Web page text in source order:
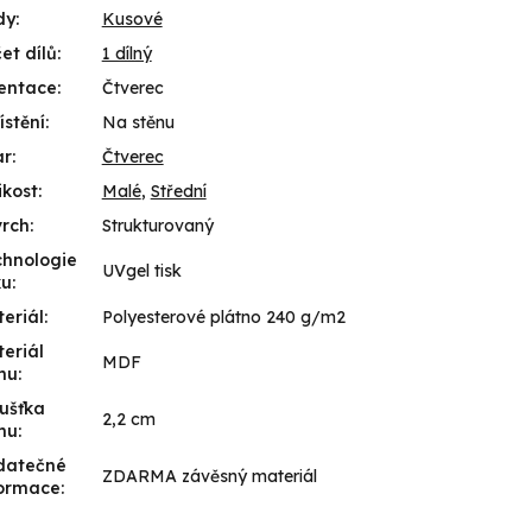
:
Kusové
dílů:
1 dílný
:
Čtverec
:
Na stěnu
:
Čtverec
: Malé, Střední
:
Strukturovaný
:
UVgel tisk
:
Polyesterové plátno 240 g/m2
:
MDF
:
2,2 cm
:
ZDARMA závěsný materiál